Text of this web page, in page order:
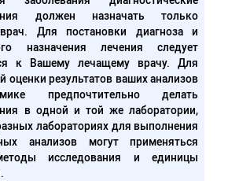
должен назначать только
Для постановки диагноза и
назначения лечения следует
к Вашему лечащему врачу. Для
оценки результатов ваших анализов
предпочтительно делать
в одной и той же лаборатории,
лабораториях для выполнения
анализов могут применяться
исследования и единицы